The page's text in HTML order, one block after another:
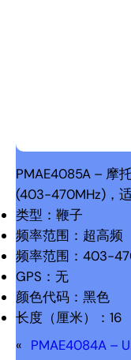
PMAE4085A – 摩
(403-470MHz)，适
类型：鞭子
频率范围：超高频
频率范围：403-
GPS：无
颜色代码：黑色
长度（厘米）：16
« PMAE4084A –